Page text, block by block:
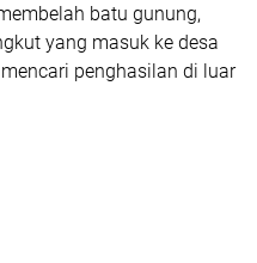
batu gunung,
yang masuk ke desa
penghasilan di luar